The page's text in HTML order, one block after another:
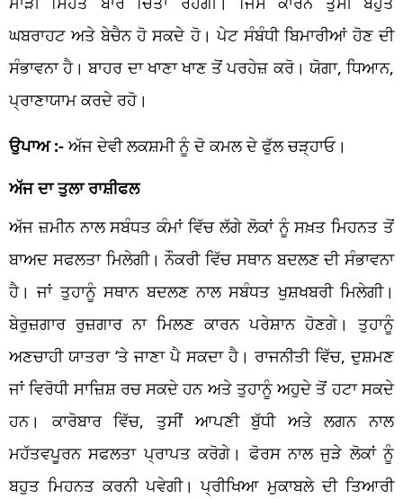
ਘਬਰਾਹਟ ਅਤੇ ਬੇਚੈਨ ਹੋ ਸਕਦੇ ਹੋ। ਪੇਟ ਸੰਬੰਧੀ ਬਿਮਾਰੀਆਂ ਹੋਣ ਦੀ
ਸੰਭਾਵਨਾ ਹੈ। ਬਾਹਰ ਦਾ ਖਾਣਾ ਖਾਣ ਤੋਂ ਪਰਹੇਜ਼ ਕਰੋ। ਯੋਗਾ, ਧਿਆਨ,
ਪ੍ਰਾਣਾਯਾਮ ਕਰਦੇ ਰਹੋ।
ਉਪਾਅ :- ਅੱਜ ਦੇਵੀ ਲਕਸ਼ਮੀ ਨੂੰ ਦੋ ਕਮਲ ਦੇ ਫੁੱਲ ਚੜ੍ਹਾਓ।
ਅੱਜ ਦਾ ਤੁਲਾ ਰਾਸ਼ੀਫਲ
ਅੱਜ ਜ਼ਮੀਨ ਨਾਲ ਸਬੰਧਤ ਕੰਮਾਂ ਵਿੱਚ ਲੱਗੇ ਲੋਕਾਂ ਨੂੰ ਸਖ਼ਤ ਮਿਹਨਤ ਤੋਂ
ਬਾਅਦ ਸਫਲਤਾ ਮਿਲੇਗੀ। ਨੌਕਰੀ ਵਿੱਚ ਸਥਾਨ ਬਦਲਣ ਦੀ ਸੰਭਾਵਨਾ
ਹੈ। ਜਾਂ ਤੁਹਾਨੂੰ ਸਥਾਨ ਬਦਲਣ ਨਾਲ ਸਬੰਧਤ ਖੁਸ਼ਖਬਰੀ ਮਿਲੇਗੀ।
ਬੇਰੁਜ਼ਗਾਰ ਰੁਜ਼ਗਾਰ ਨਾ ਮਿਲਣ ਕਾਰਨ ਪਰੇਸ਼ਾਨ ਹੋਣਗੇ। ਤੁਹਾਨੂੰ
ਅਣਚਾਹੀ ਯਾਤਰਾ ‘ਤੇ ਜਾਣਾ ਪੈ ਸਕਦਾ ਹੈ। ਰਾਜਨੀਤੀ ਵਿੱਚ, ਦੁਸ਼ਮਣ
ਜਾਂ ਵਿਰੋਧੀ ਸਾਜ਼ਿਸ਼ ਰਚ ਸਕਦੇ ਹਨ ਅਤੇ ਤੁਹਾਨੂੰ ਅਹੁਦੇ ਤੋਂ ਹਟਾ ਸਕਦੇ
ਹਨ। ਕਾਰੋਬਾਰ ਵਿੱਚ, ਤੁਸੀਂ ਆਪਣੀ ਬੁੱਧੀ ਅਤੇ ਲਗਨ ਨਾਲ
ਮਹੱਤਵਪੂਰਨ ਸਫਲਤਾ ਪ੍ਰਾਪਤ ਕਰੋਗੇ। ਫੋਰਸ ਨਾਲ ਜੁੜੇ ਲੋਕਾਂ ਨੂੰ
ਬਹੁਤ ਮਿਹਨਤ ਕਰਨੀ ਪਵੇਗੀ। ਪ੍ਰੀਖਿਆ ਮੁਕਾਬਲੇ ਦੀ ਤਿਆਰੀ